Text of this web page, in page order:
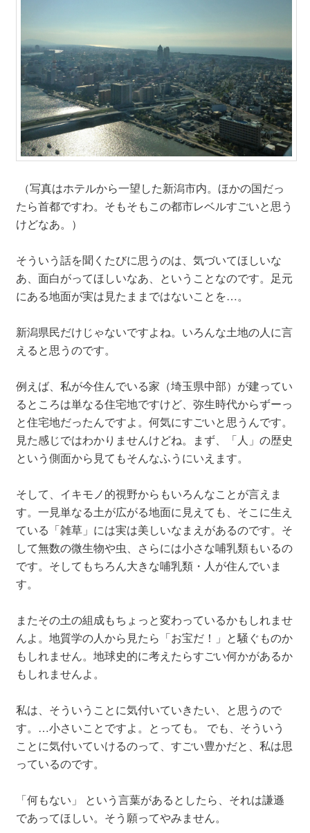
（写真はホテルから一望した新潟市内。ほかの国だっ
たら首都ですわ。そもそもこの都市レベルすごいと思う
けどなあ。）
そういう話を聞くたびに思うのは、気づいてほしいな
あ、面白がってほしいなあ、ということなのです。足元
にある地面が実は見たままではないことを…。
新潟県民だけじゃないですよね。いろんな土地の人に言
えると思うのです。
例えば、私が今住んでいる家（埼玉県中部）が建ってい
るところは単なる住宅地ですけど、弥生時代からずーっ
と住宅地だったんですよ。何気にすごいと思うんです。
見た感じではわかりませんけどね。まず、「人」の歴史
という側面から見てもそんなふうにいえます。
そして、イキモノ的視野からもいろんなことが言えま
す。一見単なる土が広がる地面に見えても、そこに生え
ている「雑草」には実は美しいなまえがあるのです。そ
して無数の微生物や虫、さらには小さな哺乳類もいるの
です。そしてもちろん大きな哺乳類・人が住んでいま
す。
またその土の組成もちょっと変わっているかもしれませ
んよ。地質学の人から見たら「お宝だ！」と騒ぐものか
もしれません。地球史的に考えたらすごい何かがあるか
もしれませんよ。
私は、そういうことに気付いていきたい、と思うので
す。…小さいことですよ。とっても。 でも、そういう
ことに気付いていけるのって、すごい豊かだと、私は思
っているのです。
「何もない」 という言葉があるとしたら、それは謙遜
であってほしい。そう願ってやみません。